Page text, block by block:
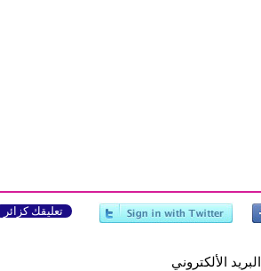
تعليقك كزائر
البريد الألكتروني